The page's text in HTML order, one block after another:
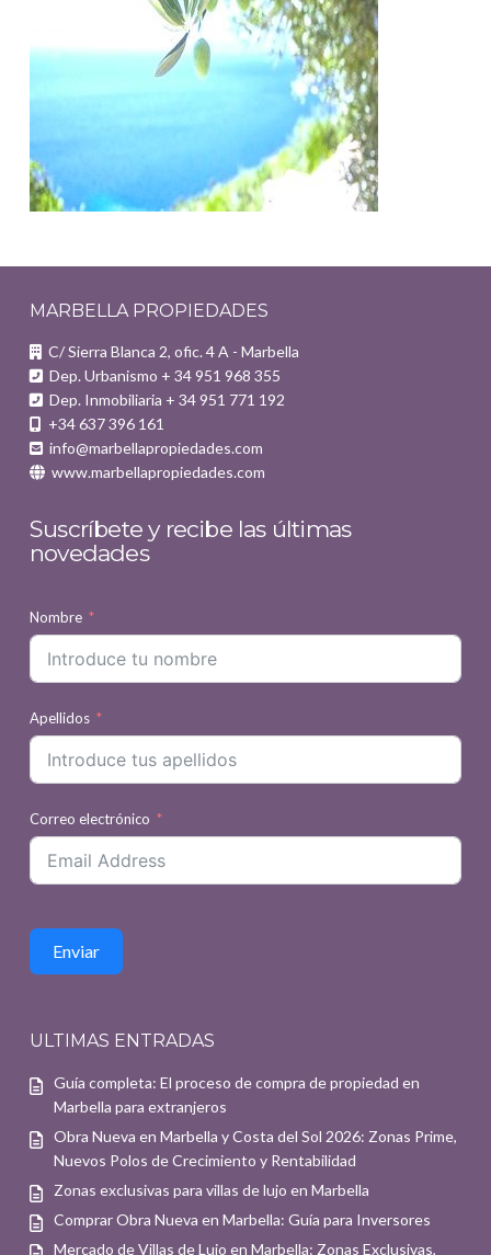
MARBELLA PROPIEDADES
C/ Sierra Blanca 2, ofic. 4 A - Marbella
Dep. Urbanismo + 34 951 968 355
Dep. Inmobiliaria + 34 951 771 192
+34 637 396 161
info@marbellapropiedades.com
www.marbellapropiedades.com
Suscríbete y recibe las últimas
novedades
Nombre
Apellidos
Correo electrónico
Enviar
ULTIMAS ENTRADAS
Guía completa: El proceso de compra de propiedad en
Marbella para extranjeros
Obra Nueva en Marbella y Costa del Sol 2026: Zonas Prime,
Nuevos Polos de Crecimiento y Rentabilidad
Zonas exclusivas para villas de lujo en Marbella
Comprar Obra Nueva en Marbella: Guía para Inversores
Mercado de Villas de Lujo en Marbella: Zonas Exclusivas,